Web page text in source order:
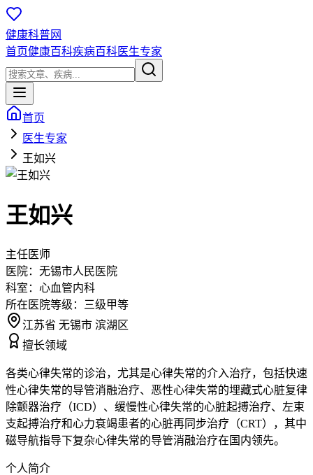
健康科普网
首页健康百科疾病百科医生专家
首页
医生专家
王如兴
王如兴
主任医师
医院： 无锡市人民医院
科室： 心血管内科
所在医院等级：
三级甲等
江苏省 无锡市 滨湖区
擅长领域
各类心律失常的诊治，尤其是心律失常的介入治疗，包括快速
性心律失常的导管消融治疗、恶性心律失常的埋藏式心脏复律
除颤器治疗（ICD）、缓慢性心律失常的心脏起搏治疗、左束
支起搏治疗和心力衰竭患者的心脏再同步治疗（CRT），其中
磁导航指导下复杂心律失常的导管消融治疗在国内领先。
个人简介